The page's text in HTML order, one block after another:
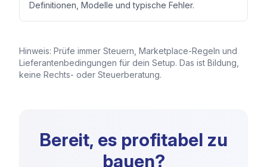
Definitionen, Modelle und typische Fehler.
Hinweis: Prüfe immer Steuern, Marketplace-Regeln und
Lieferantenbedingungen für dein Setup. Das ist Bildung,
keine Rechts- oder Steuerberatung.
Bereit, es profitabel zu
bauen?